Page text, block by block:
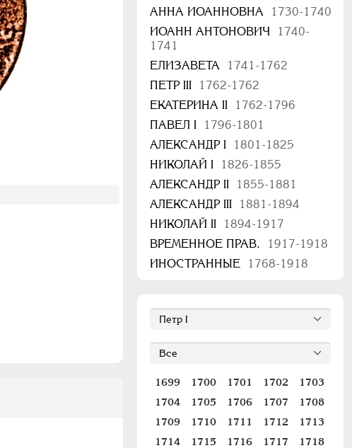
АННА ИОАННОВНА
1730-1740
ИОАНН АНТОНОВИЧ
1740-
1741
ЕЛИЗАВЕТА
1741-1762
ПЕТР III
1762-1762
ЕКАТЕРИНА II
1762-1796
ПАВЕЛ I
1796-1801
АЛЕКСАНДР I
1801-1825
НИКОЛАЙ I
1826-1855
АЛЕКСАНДР II
1855-1881
АЛЕКСАНДР III
1881-1894
НИКОЛАЙ II
1894-1917
ВРЕМЕННОЕ ПРАВ.
1917-1918
ИНОСТРАННЫЕ
1768-1918
1699 1700 1701 1702
1703
1704
1705 1706 1707
1708
1709
1710 1711 1712
1713
1714
1715 1716 1717
1718